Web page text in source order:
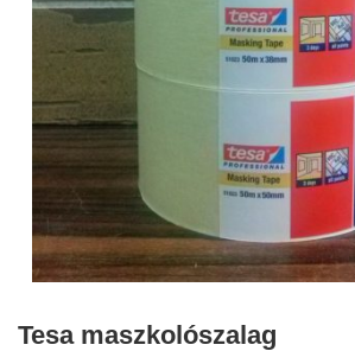
Tesa maszkolószalag